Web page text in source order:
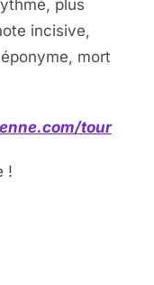
plus
incisive,
mort
tour
!